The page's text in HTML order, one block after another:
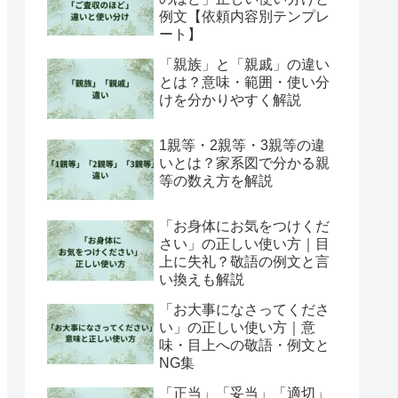
例文【依頼内容別テンプレ
ート】
「親族」と「親戚」の違い
とは？意味・範囲・使い分
けを分かりやすく解説
1親等・2親等・3親等の違
いとは？家系図で分かる親
等の数え方を解説
「お身体にお気をつけくだ
さい」の正しい使い方｜目
上に失礼？敬語の例文と言
い換えも解説
「お大事になさってくださ
い」の正しい使い方｜意
味・目上への敬語・例文と
NG集
「正当」「妥当」「適切」